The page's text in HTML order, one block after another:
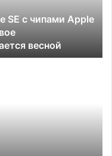
SE с чипами Apple
весной